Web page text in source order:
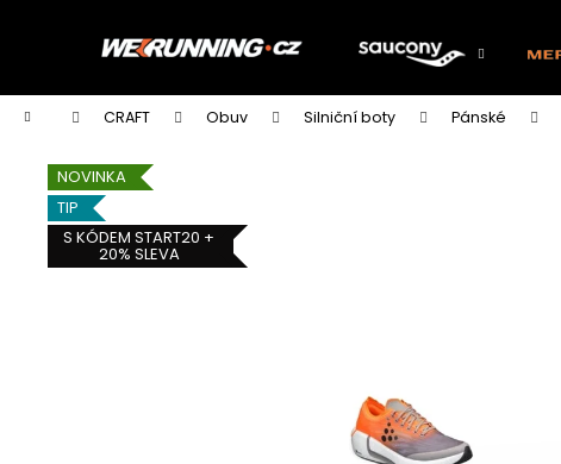
Domů CRAFT Obuv Silniční boty Pánské
NOVINKA
TIP
S KÓDEM START20 +
20% SLEVA
í
Zpět
do
obchodu
Zpět
do
obchodu